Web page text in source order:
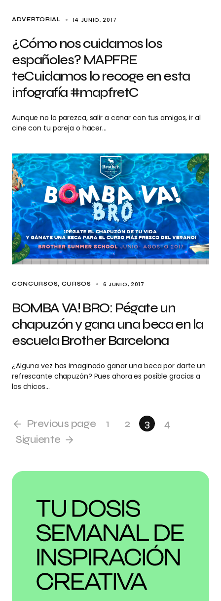
ADVERTORIAL 14 JUNIO, 2017
¿Cómo nos cuidamos los
españoles? MAPFRE
teCuidamos lo recoge en esta
infografía #mapfretC
Aunque no lo parezca, salir a cenar con tus amigos, ir al
cine con tu pareja o hacer…
CONCURSOS CURSOS 6 JUNIO, 2017
BOMBA VA! BRO: Pégate un
chapuzón y gana una beca en la
escuela Brother Barcelona
¿Alguna vez has imaginado ganar una beca por darte un
refrescante chapuzón? Pues ahora es posible gracias a
los chicos…
Previous page 1 2 3
4
Siguiente